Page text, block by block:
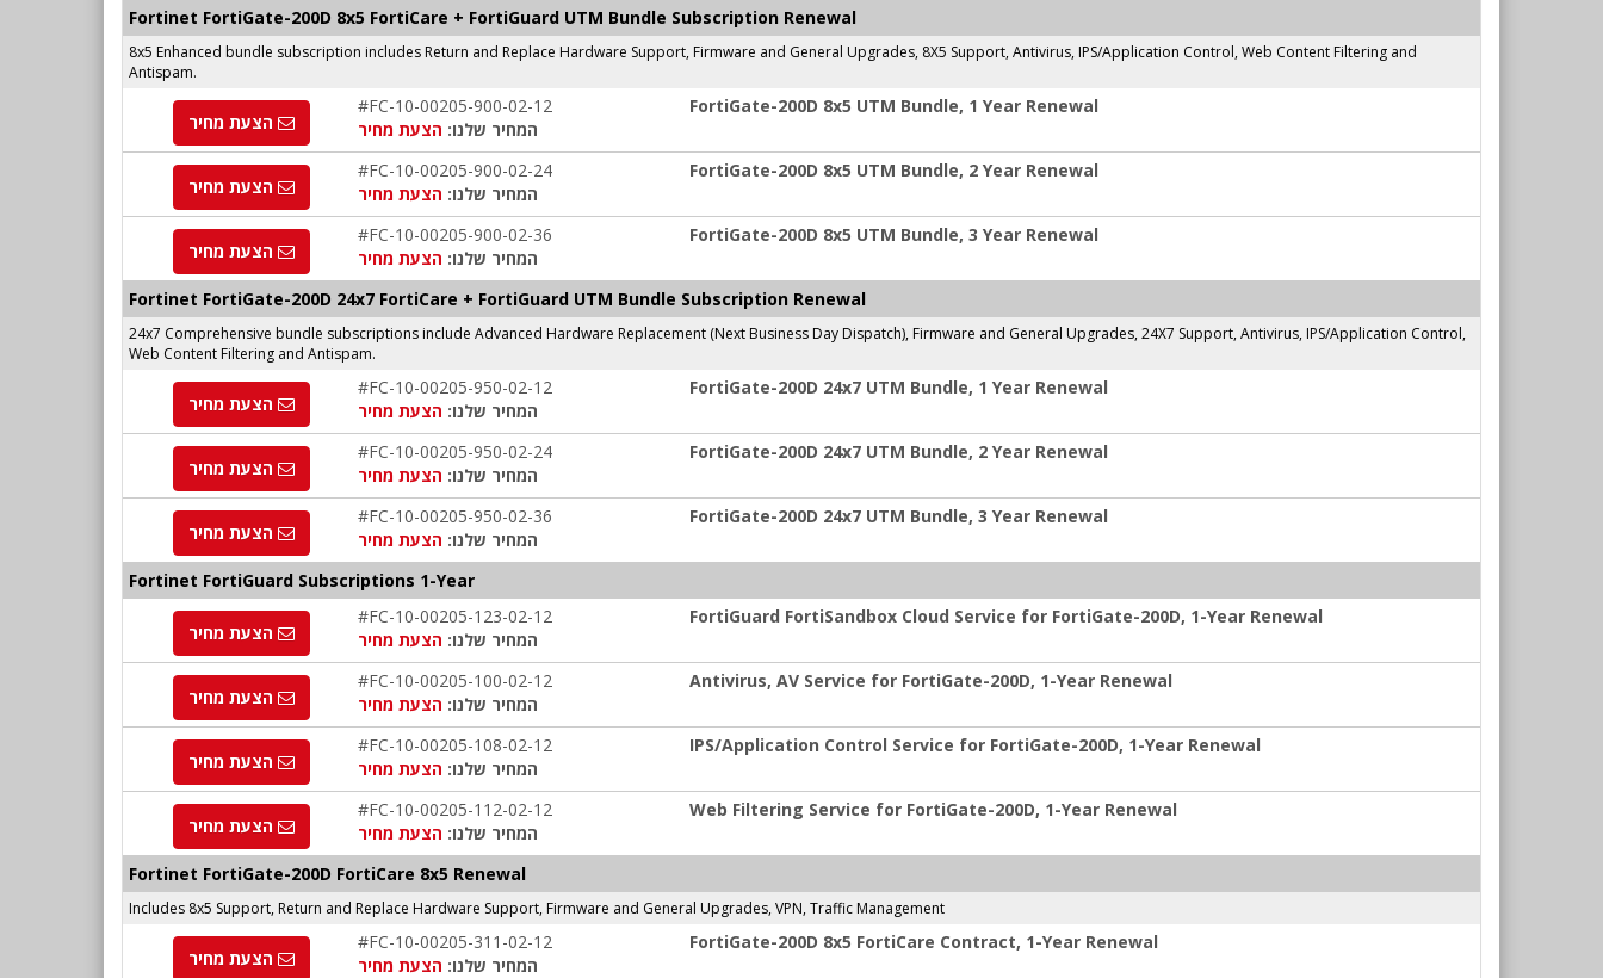
Fortinet FortiGate-200D 8x5 FortiCare + FortiGuard UTM Bundle Subscription Renewal
8x5 Enhanced bundle subscription includes Return and Replace Hardware Support, Firmware and General Upgrades, 8X5 Support, Antivirus, IPS/Application Control, Web Content Filtering and
Antispam.
FortiGate-200D 8x5 UTM Bundle, 1 Year Renewal
#FC-10-00205-900-02-12
המחיר שלנו: הצעת מחיר הצעת מחיר
FortiGate-200D 8x5 UTM Bundle, 2 Year Renewal
#FC-10-00205-900-02-24
המחיר שלנו: הצעת מחיר הצעת מחיר
FortiGate-200D 8x5 UTM Bundle, 3 Year Renewal
#FC-10-00205-900-02-36
המחיר שלנו: הצעת מחיר הצעת מחיר
Fortinet FortiGate-200D 24x7 FortiCare + FortiGuard UTM Bundle Subscription Renewal
24x7 Comprehensive bundle subscriptions include Advanced Hardware Replacement (Next Business Day Dispatch), Firmware and General Upgrades, 24X7 Support, Antivirus, IPS/Application Control,
Web Content Filtering and Antispam.
FortiGate-200D 24x7 UTM Bundle, 1 Year Renewal
#FC-10-00205-950-02-12
המחיר שלנו: הצעת מחיר הצעת מחיר
FortiGate-200D 24x7 UTM Bundle, 2 Year Renewal
#FC-10-00205-950-02-24
המחיר שלנו: הצעת מחיר הצעת מחיר
FortiGate-200D 24x7 UTM Bundle, 3 Year Renewal
#FC-10-00205-950-02-36
המחיר שלנו: הצעת מחיר הצעת מחיר
Fortinet FortiGuard Subscriptions 1-Year
FortiGuard FortiSandbox Cloud Service for FortiGate-200D, 1-Year Renewal
#FC-10-00205-123-02-12
המחיר שלנו: הצעת מחיר הצעת מחיר
Antivirus, AV Service for FortiGate-200D, 1-Year Renewal
#FC-10-00205-100-02-12
המחיר שלנו: הצעת מחיר הצעת מחיר
IPS/Application Control Service for FortiGate-200D, 1-Year Renewal
#FC-10-00205-108-02-12
המחיר שלנו: הצעת מחיר הצעת מחיר
Web Filtering Service for FortiGate-200D, 1-Year Renewal
#FC-10-00205-112-02-12
המחיר שלנו: הצעת מחיר הצעת מחיר
Fortinet FortiGate-200D FortiCare 8x5 Renewal
Includes 8x5 Support, Return and Replace Hardware Support, Firmware and General Upgrades, VPN, Traffic Management
FortiGate-200D 8x5 FortiCare Contract, 1-Year Renewal
#FC-10-00205-311-02-12
המחיר שלנו: הצעת מחיר הצעת מחיר